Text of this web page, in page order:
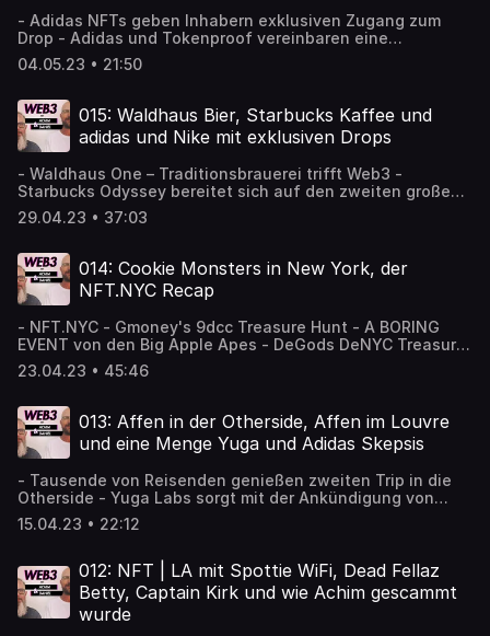
- Adidas NFTs geben Inhabern exklusiven Zugang zum
Drop - Adidas und Tokenproof vereinbaren eine
langjährige Partnerschaft - Adidas bringt Goldenes Ticket
als NFT raus - Waldhause One NFTs - MetaBrewSociety
noch diesen Monat starten - Forgotten Runes schließt
weltweiten Comic-Vertriebsvertrag ab - Startschuss für
das Metahype von CUPRA - Leitner eröffnet virtuelle
die DMEXCO - Bits+Currywurst - VeeCon
04.05.23 • 21:50
015: Waldhaus Bier, Starbucks Kaffee und
adidas und Nike mit exklusiven Drops
- Waldhaus One – Traditionsbrauerei trifft Web3 -
Starbucks Odyssey bereitet sich auf den zweiten großen
NFT Drop vor - Ticketmaster startet Token gated Verkauf
von Tickets - PROOF Podcast mit Fonz von Tokenproof -
Nike .SWOOSH Airdrop für das Our Force 1 Poster - ALTS
by Adidas Holder können einen Key minten und ihren
ALT(er) Ego-Typ wählen
29.04.23 • 37:03
014: Cookie Monsters in New York, der
NFT.NYC Recap
- NFT.NYC - Gmoney's 9dcc Treasure Hunt - A BORING
EVENT von den Big Apple Apes - DeGods DeNYC Treasure
Hunt - Floor NFT Community Treffen - HW/P NFT
Floortracker - gm from Decrypt Podcast - VaynerSports
Angry Dynomites Lab - Deadfellaz Community Treffen an
der NFT Wall in Brooklyn
23.04.23 • 45:46
013: Affen in der Otherside, Affen im Louvre
und eine Menge Yuga und Adidas Skepsis
- Tausende von Reisenden genießen zweiten Trip in die
Otherside - Yuga Labs sorgt mit der Ankündigung von
'Legends of the Mara' für Aufsehen - Der Louvre
präsentierte acht Bored Apes und zwei Mutant Apes -
Adidas ITM Veranstaltungsrückblick in Berlin: Ein große
Enttäuschung - Microsoft integriert Wallet für
Kryptowährungen in seinen Edge Browser - Ethereum
Shapella Upgrade
15.04.23 • 22:12
012: NFT | LA mit Spottie WiFi, Dead Fellaz
Betty, Captain Kirk und wie Achim gescammt
wurde